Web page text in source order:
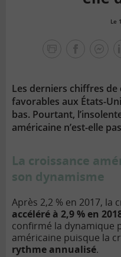
Le
Les derniers chiffres
favorables aux États-
bas. Pourtant,
américaine n’est-elle
La croissance
son dynamisme
Après 2,2 % en 2017, la
accéléré à 2,9 % en
confirmé la dynamique
américaine puisque la
rythme annualisé.